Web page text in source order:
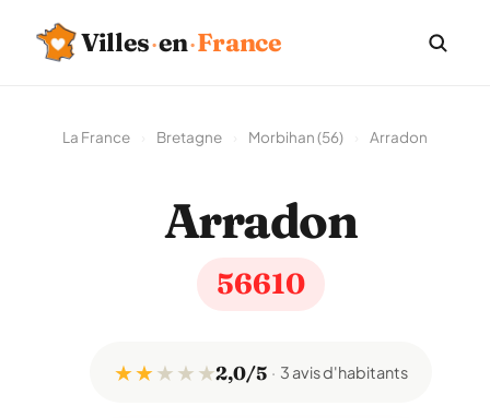
Villes·en·France
La France Bretagne Morbihan (56) Arradon
Arradon
56610
★ ★★ ★ ★2,0/5 3 avis d'habitants